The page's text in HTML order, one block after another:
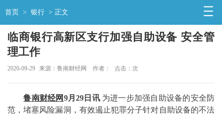
首页 > 银行 > 正文
临商银行高新区支行加强自助设备 安全管
理工作
2020-09-29 来源：鲁南财经网 作者： 点击： 次
鲁南财经网 9月29日讯为进一步加强自助设备的安全防
范，堵塞风险漏洞，有效遏止犯罪分子针对自助设备的不法